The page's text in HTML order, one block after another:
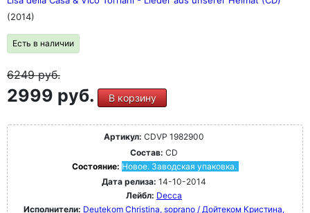
(2014)
Есть в наличии
6249руб.
2999 руб. В корзину
Артикул: CDVP 1982900
Состав: CD
Состояние: Новое. Заводская упаковка.
Дата релиза: 14-10-2014
Лейбл: Decca
Исполнители: Deutekom Christina, soprano / Дойтеком Кристина,